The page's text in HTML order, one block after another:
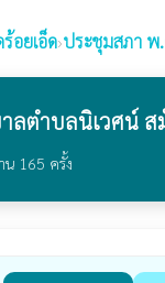
อยเอ็ด›ประชุมสภา พ
ลตำบลนิเวศน์
น 165 ครั้ง